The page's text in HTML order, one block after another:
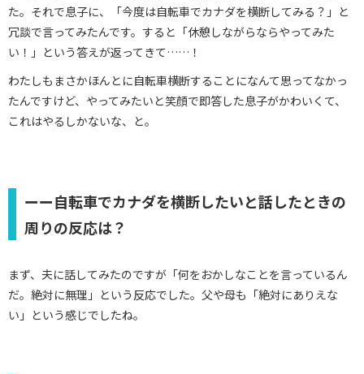
た。それで息子に、「今度は自転車でカナダを横断してみる？」と
冗談で言ってみたんです。すると「休憩しながらならやってみた
い！」という答えが返ってきて……！
わたしもまさかほんとに自転車横断することになんて思ってなかっ
たんですけど、やってみたいと笑顔で即答した息子がかわいくて、
これはやるしかないな、と。
ーー自転車でカナダを横断したいと話したときの
周りの反応は？
まず、夫に話してみたのですが「何をおかしなことを言っているん
だ。絶対に無理」という反応でした。父や母も「絶対にありえな
い」という感じでしたね。